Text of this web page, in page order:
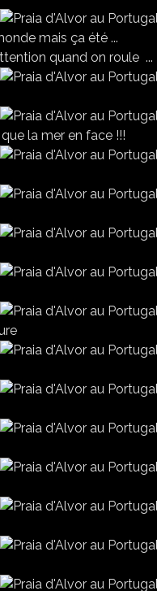
mais ça été ...
quand on roule ...
la mer en face !!!